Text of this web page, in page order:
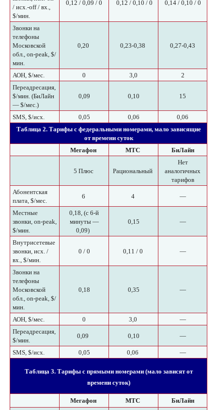
/ исх.-off / вх.,
$/мин.
0,12 / 0,09 / 0 0,12 / 0,10 / 0 0,14 / 0,10 / 0
Звонки на
телефоны
Московской
обл., on-peak, $/
мин.
0,20 0,23-0,38 0,27-0,43
АОН, $/мес. 0 3,0
2
Переадресация,
$/мин. (БиЛайн
— $/мес.)
0,09 0,10 15
SMS, $/исх. 0,05 0,06
0,06
Таблица 2. Тарифы с федеральными номерами, мало зависящие
от времени суток
Мегафон
МТС БиЛайн
5 Плюс Рациональный
Нет
аналогичных
тарифов
Абонентская
плата, $/мес.
6 4 —
Местные
звонки, on-peak,
$/мин.
0,18, (с 6-й
минуты —
0,09)
0,15 —
Внутрисетевые
звонки, исх. /
вх., $/мин.
0 / 0 0,11 / 0 —
Звонки на
телефоны
Московской
обл., on-peak, $/
мин.
0,18 0,35 —
АОН, $/мес. 0 3,0
—
Переадресация,
$/мин.
0,09 0,10 —
SMS, $/исх. 0,05 0,06 —
Таблица 3. Тарифы с прямыми номерами (мало зависят от
времени суток)
Мегафон МТС
БиЛайн